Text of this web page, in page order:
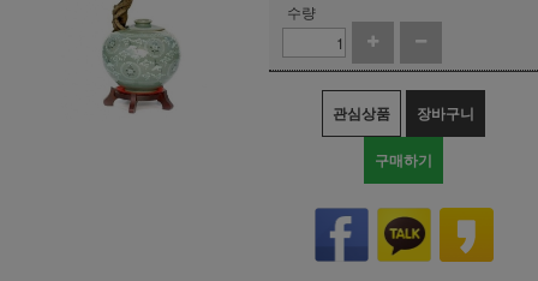
수량
관심상품 장바구니
구매하기